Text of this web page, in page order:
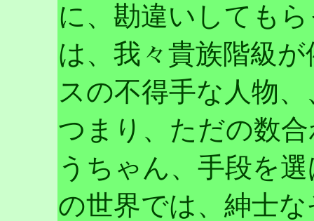
に、勘違いしても
は、我々貴族階級
スの不得手な人物
つまり、ただの数
うちゃん、手段を
の世界では、紳士